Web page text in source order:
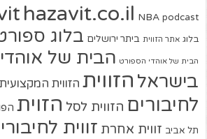
hazavit.co.il NBA podcast
בלוג אתר הזווית ביתר ירושלים בלוג
הבית של אוהדי הספורט הבית של
בישראל הזווית הזווית המקצועית
לחיבורים הזווית לסל הזוית
תל אביב זווית אחרת זווית